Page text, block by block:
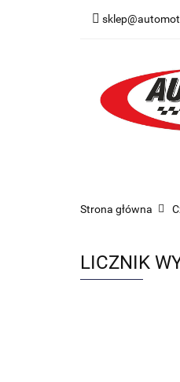
Strona główna
LICZNIK